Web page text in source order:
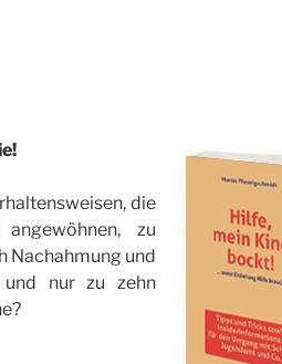
die
zu
Nachahmung und
und nur zu zehn